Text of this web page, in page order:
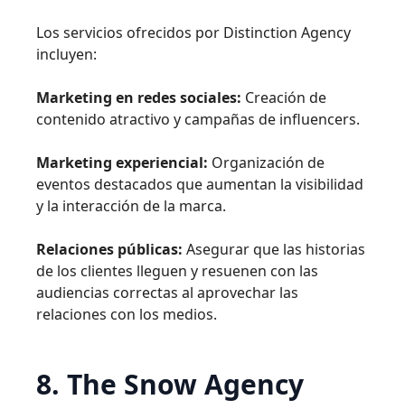
Los servicios ofrecidos por Distinction Agency
incluyen:
Marketing en redes sociales: Creación de
contenido atractivo y campañas de influencers.
Marketing experiencial: Organización de
eventos destacados que aumentan la visibilidad
y la interacción de la marca.
Relaciones públicas: Asegurar que las historias
de los clientes lleguen y resuenen con las
audiencias correctas al aprovechar las
relaciones con los medios.
8. The Snow Agency